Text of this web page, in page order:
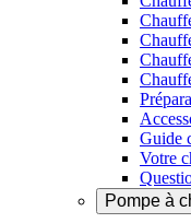
Guide
Votre
Pompe à